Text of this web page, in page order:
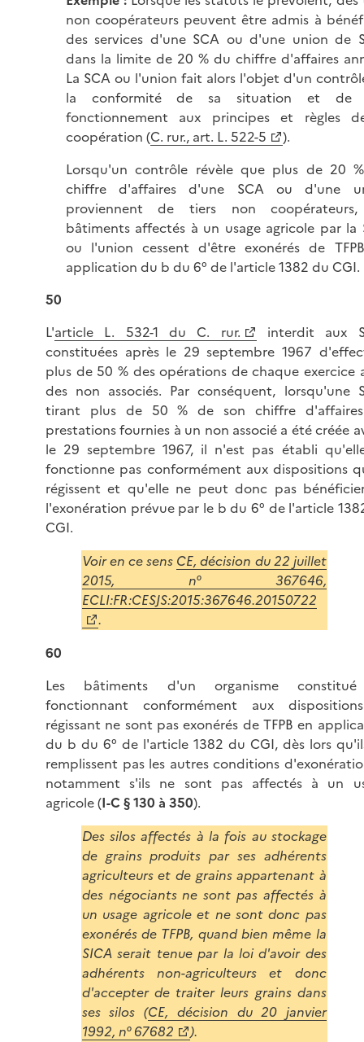
non coopérateurs peuvent être admis à
des services d'une SCA ou d'une union de
dans la limite de 20 % du chiffre d'affaires
La SCA ou l'union fait alors l'objet d'un
la conformité de sa situation et de
fonctionnement aux principes et règles
coopération (C. rur., art. L. 522-5
).
Lorsqu'un contrôle révèle que plus de 20
chiffre d'affaires d'une SCA ou d'une
proviennent de tiers non
bâtiments affectés à un usage agricole par la
ou l'union cessent d'être exonérés de
application du b du 6° de l'article 1382 du CGI.
50
L'article L. 532-1 du C. rur.
interdit aux
constituées après le 29 septembre 1967
plus de 50 % des opérations de chaque exercice
des non associés. Par conséquent, lorsqu'une
tirant plus de 50 % de son chiffre
prestations fournies à un non associé a été créée
le 29 septembre 1967, il n'est pas établi
fonctionne pas conformément aux dispositions
régissent et qu'elle ne peut donc pas
l'exonération prévue par le b du 6° de l'article
CGI.
Voir en ce sens CE, décision du 22 juillet
2015, n° 367646,
ECLI:FR:CESJS:2015:367646.20150722
.
60
Les bâtiments d'un organisme
fonctionnant conformément aux
régissant ne sont pas exonérés de TFPB en
du b du 6° de l'article 1382 du CGI, dès lors
remplissent pas les autres conditions
notamment s'ils ne sont pas affectés à un
agricole (I-C § 130 à 350).
Des silos affectés à la fois au stockage
de grains produits par ses adhérents
agriculteurs et de grains appartenant à
des négociants ne sont pas affectés à
un usage agricole et ne sont donc pas
exonérés de TFPB, quand bien même la
SICA serait tenue par la loi d'avoir des
adhérents non-agriculteurs et donc
d'accepter de traiter leurs grains dans
ses silos (CE, décision du 20 janvier
1992, n° 67682
).